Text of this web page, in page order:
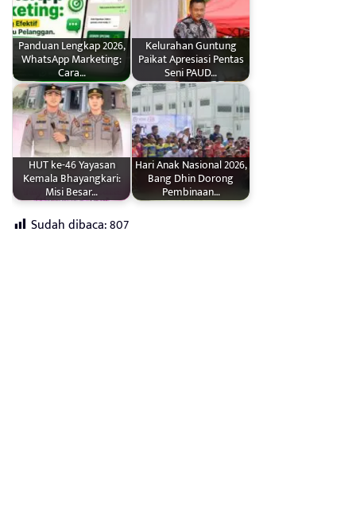
Panduan Lengkap 2026,
WhatsApp Marketing:
Cara…
Kelurahan Guntung
Paikat Apresiasi Pentas
Seni PAUD…
HUT ke-46 Yayasan
Kemala Bhayangkari:
Misi Besar…
Hari Anak Nasional 2026,
Bang Dhin Dorong
Pembinaan…
Sudah dibaca:807